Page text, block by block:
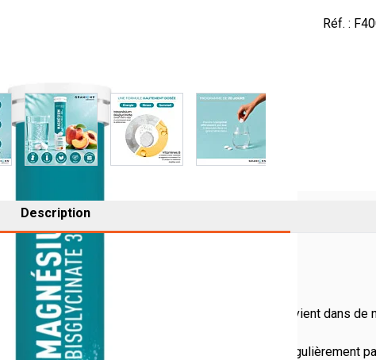
larger imageView larger imageView larger imageView larger image
Réf. :
Description
?
au bon fonctionnement de l’organisme. Il intervient dans
général.
en quantité suffisante. Il doit donc être apporté régulièrement